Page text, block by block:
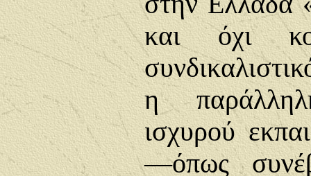
και όχι
η
ισχυρού
—όπως